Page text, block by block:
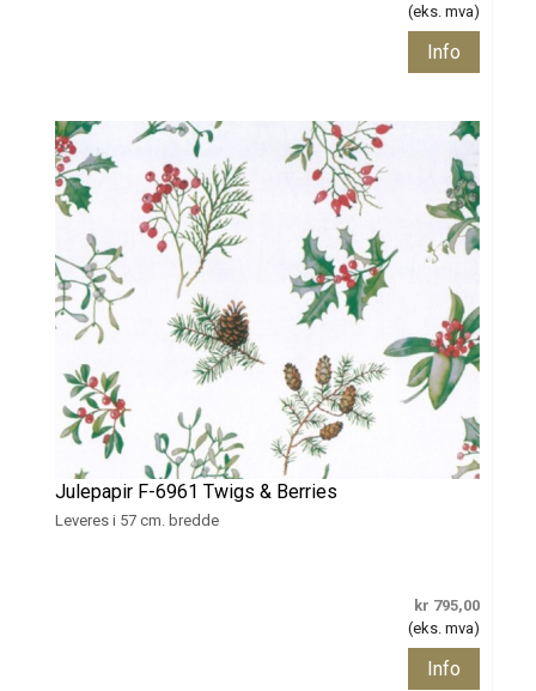
(eks. mva)
Info
Julepapir F-6961 Twigs & Berries
Leveres i 57 cm. bredde
kr 795,00
(eks. mva)
Info